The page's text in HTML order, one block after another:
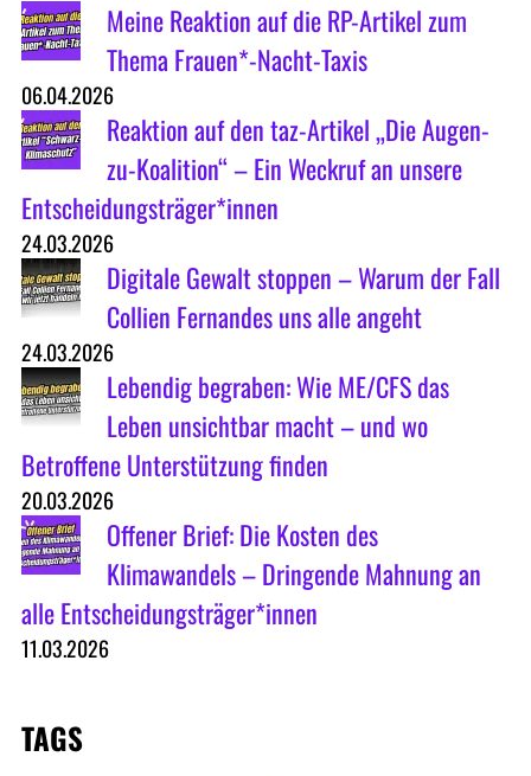
Meine Reaktion auf die RP-Artikel zum
Thema Frauen*-Nacht-Taxis
06.04.2026
Reaktion auf den taz-Artikel „Die Augen-
zu-Koalition“ – Ein Weckruf an unsere
Entscheidungsträger*innen
24.03.2026
Digitale Gewalt stoppen – Warum der Fall
Collien Fernandes uns alle angeht
24.03.2026
Lebendig begraben: Wie ME/CFS das
Leben unsichtbar macht – und wo
Betroffene Unterstützung finden
20.03.2026
Offener Brief: Die Kosten des
Klimawandels – Dringende Mahnung an
alle Entscheidungsträger*innen
11.03.2026
TAGS